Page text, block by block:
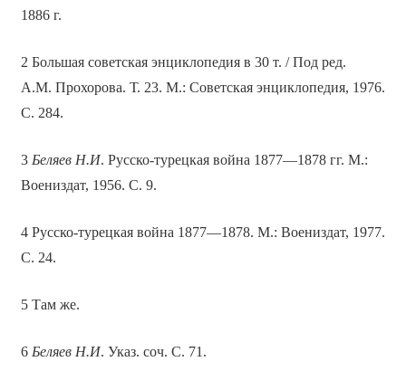
1886 г.
2 Большая советская энциклопедия в 30 т. / Под ред.
А.М. Прохорова. Т. 23. М.: Советская энциклопедия, 1976.
С. 284.
3 Беляев Н.И. Русско-турецкая война 1877—1878 гг. М.:
Воениздат, 1956. С. 9.
4 Русско-турецкая война 1877—1878. М.: Воениздат, 1977.
С. 24.
5 Там же.
6 Беляев Н.И. Указ. соч. С. 71.